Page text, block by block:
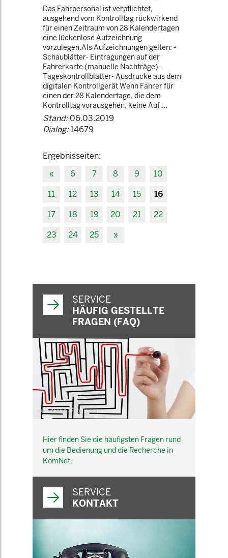
Das Fahrpersonal ist verpflichtet,
ausgehend vom Kontrolltag rückwirkend
für einen Zeitraum von 28 Kalendertagen
eine lückenlose Aufzeichnung
vorzulegen.Als Aufzeichnungen gelten: -
Schaublätter- Eintragungen auf der
Fahrerkarte (manuelle Nachträge)-
Tageskontrollblätter- Ausdrucke aus dem
digitalen Kontrollgerät Wenn Fahrer für
einen der 28 Kalendertage, die dem
Kontrolltag vorausgehen, keine Auf ...
Stand:06.03.2019
Dialog:14679
Ergebnisseiten:
«
6 7 8 9
10
11
12 13 14 15
16
17
18 19 20 21
22
23
24 25 »
SERVICE
HÄUFIG GESTELLTE
FRAGEN (FAQ)
© belekekin - Fotolia.com
Hier finden Sie die häufigsten Fragen rund
um die Bedienung und die Recherche in
KomNet.
SERVICE
KONTAKT